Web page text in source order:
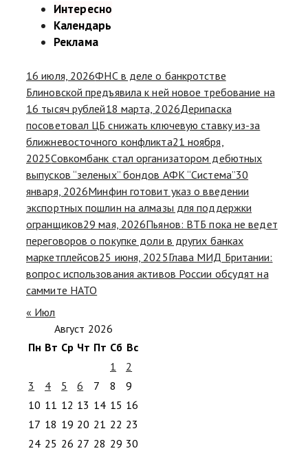
Интересно
Календарь
Реклама
16 июля, 2026ФНС в деле о банкротстве
Блиновской предъявила к ней новое требование на
16 тысяч рублей18 марта, 2026Дерипаска
посоветовал ЦБ снижать ключевую ставку из-за
ближневосточного конфликта21 ноября,
2025Совкомбанк стал организатором дебютных
выпусков “зеленых” бондов АФК “Система”30
января, 2026Минфин готовит указ о введении
экспортных пошлин на алмазы для поддержки
огранщиков29 мая, 2026Пьянов: ВТБ пока не ведет
переговоров о покупке доли в других банках
маркетплейсов25 июня, 2025Глава МИД Британии:
вопрос использования активов России обсудят на
саммите НАТО
« Июл
Август 2026
Пн Вт Ср Чт Пт Сб Вс
1
2
3
4 5 6 7 8
9
10 11 12 13 14 15 16
17 18 19 20 21 22 23
24 25 26 27 28 29 30